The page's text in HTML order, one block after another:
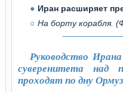
Иран расширяет
На борту корабля.
Руководство
суверенитета над
проходят по дну